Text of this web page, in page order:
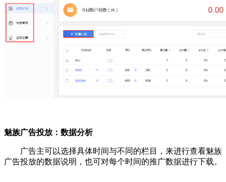
魅族广告投放：数据分析
广告主可以选择具体时间与不同的栏目，来进行查看魅族
广告投放的数据说明，也可对每个时间的推广数据进行下载。